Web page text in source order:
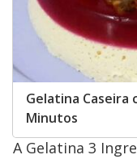
Gelatina Caseira
Minutos
A Gelatina 3